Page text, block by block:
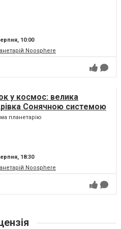
10:00
Noosphere
у космос: велика
Сонячною системою
планетарію
18:30
Noosphere